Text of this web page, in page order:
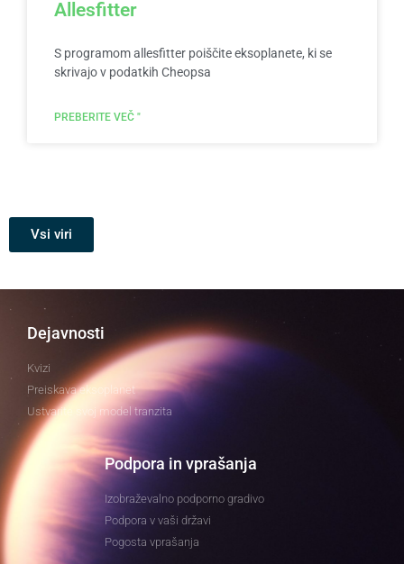
Allesfitter
S programom allesfitter poiščite eksoplanete, ki se
skrivajo v podatkih Cheopsa
PREBERITE VEČ "
Vsi viri
Dejavnosti
Kvizi
Preiskava eksoplanet
Ustvarite svoj model tranzita
Podpora in vprašanja
Izobraževalno podporno gradivo
Podpora v vaši državi
Pogosta vprašanja